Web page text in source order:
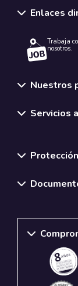
Enlaces
Trabaja
nosotros.
Nuestros
Servicios